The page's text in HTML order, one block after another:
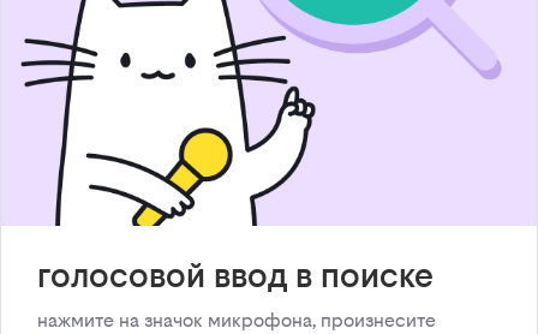
голосовой ввод в поиске
нажмите на значок микрофона, произнесите